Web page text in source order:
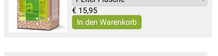
€ 15,95